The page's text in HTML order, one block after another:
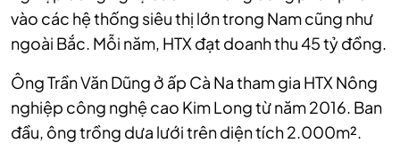
vào các hệ thống siêu thị lớn trong Nam cũng như
ngoài Bắc. Mỗi năm, HTX đạt doanh thu 45 tỷ đồng.
Ông Trần Văn Dũng ở ấp Cà Na tham gia HTX Nông
nghiệp công nghệ cao Kim Long từ năm 2016. Ban
đầu, ông trồng dưa lưới trên diện tích 2.000m².